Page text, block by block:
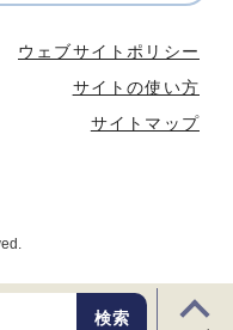
ウェブサイトポリシー
サイトの使い方
サイトマップ